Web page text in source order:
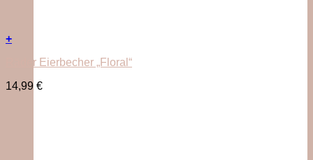
+
Räder Eierbecher „Floral“
14,99 €